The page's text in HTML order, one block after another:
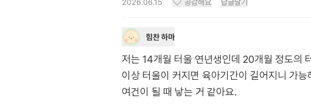
2026.06.15 공감해요 답글달기
힘찬 하마
저는 14개월 터울 연년생인데 20개월 정도의
이상 터울이 커지면 육아기간이 길어지니 가
여건이 될 때 낳는 거 같아요.